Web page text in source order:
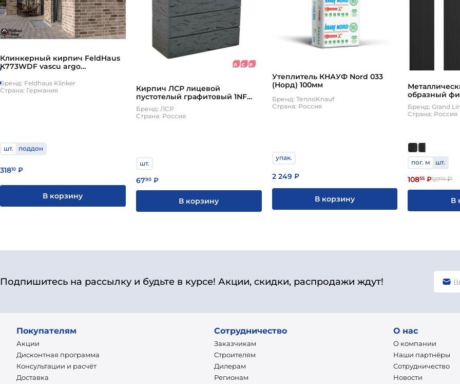
Клинкерный кирпич FeldHaus
K773WDF vascu argo
Бренд: Feldhaus Klinker
Страна: Германия
шт. поддон
31810 ₽
В корзину
Кирпич ЛСР лицевой
пустотелый графитовый 1NF
рустик
Бренд: ЛСР
Страна: Россия
шт.
6790₽
В корзину
Утеплитель КНАУФ Nord 033
(Норд) 100мм
Бренд: ТеплоKnauf
Страна: Россия
упак.
2 249₽
В корзину
образный
Бренд: Grand
Страна: Россия
пог. м шт.
10855 ₽12770₽
В
Подпишитесь на рассылку и будьте в курсе! Акции, скидки, распродажи ждут!
Покупателям
Акции
Дисконтная программа
Консультации и расчёт
Доставка
Сотрудничество
Заказчикам
Строителям
Дилерам
Регионам
О нас
О компании
Наши партнёры
Сотрудничество
Новости